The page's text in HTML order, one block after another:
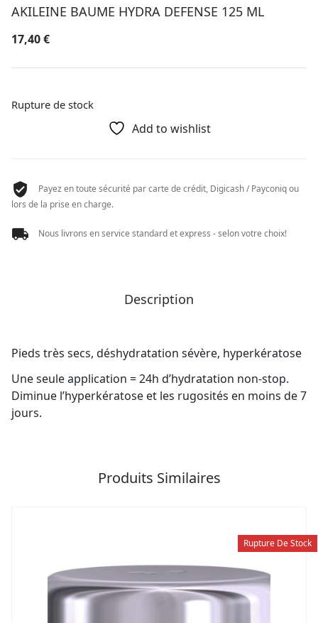
AKILEINE BAUME HYDRA DEFENSE 125 ML
17,40€
Rupture de stock
Add to wishlist
Payez en toute sécurité par carte de crédit, Digicash / Payconiq ou
lors de la prise en charge.
Nous livrons en service standard et express - selon votre choix!
Description
Pieds très secs, déshydratation sévère, hyperkératose
Une seule application = 24h d’hydratation non-stop.
Diminue l’hyperkératose et les rugosités en moins de 7
jours.
Produits Similaires
Rupture De Stock